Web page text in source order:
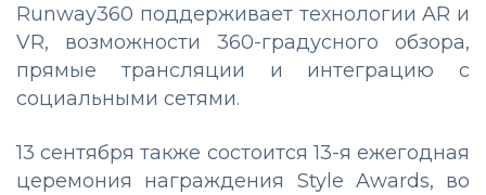
Runway360 поддерживает технологии AR и
VR, возможности 360-градусного обзора,
прямые трансляции и интеграцию с
социальными сетями.
13 сентября также состоится 13-я ежегодная
церемония награждения Style Awards, во